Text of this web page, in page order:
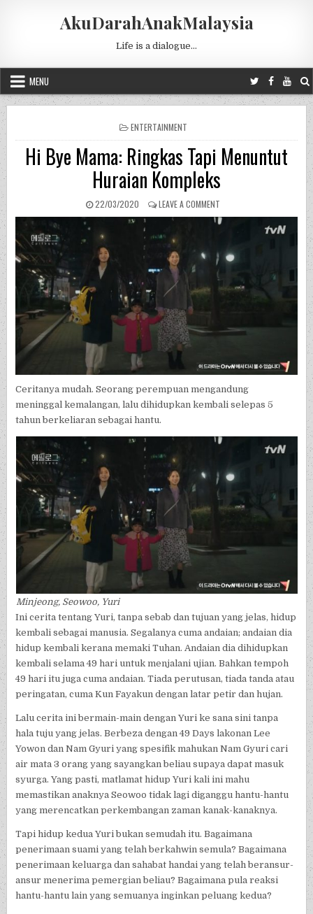
AkuDarahAnakMalaysia
Life is a dialogue…
MENU
POSTED IN
ENTERTAINMENT
Hi Bye Mama: Ringkas Tapi Menuntut
Huraian Kompleks
PUBLISHED DATE:
22/03/2020 LEAVE A COMMENT ON HI BYE MAMA:
Ceritanya mudah. Seorang perempuan mengandung
meninggal kemalangan, lalu dihidupkan kembali selepas 5
tahun berkeliaran sebagai hantu.
Minjeong, Seowoo, Yuri
Ini cerita tentang Yuri, tanpa sebab dan tujuan yang jelas, hidup
kembali sebagai manusia. Segalanya cuma andaian; andaian dia
hidup kembali kerana memaki Tuhan. Andaian dia dihidupkan
kembali selama 49 hari untuk menjalani ujian. Bahkan tempoh
49 hari itu juga cuma andaian. Tiada perutusan, tiada tanda atau
peringatan, cuma Kun Fayakun dengan latar petir dan hujan.
Lalu cerita ini bermain-main dengan Yuri ke sana sini tanpa
hala tuju yang jelas. Berbeza dengan 49 Days lakonan Lee
Yowon dan Nam Gyuri yang spesifik mahukan Nam Gyuri cari
air mata 3 orang yang sayangkan beliau supaya dapat masuk
syurga. Yang pasti, matlamat hidup Yuri kali ini mahu
memastikan anaknya Seowoo tidak lagi diganggu hantu-hantu
yang merencatkan perkembangan zaman kanak-kanaknya.
Tapi hidup kedua Yuri bukan semudah itu. Bagaimana
penerimaan suami yang telah berkahwin semula? Bagaimana
penerimaan keluarga dan sahabat handai yang telah beransur-
ansur menerima pemergian beliau? Bagaimana pula reaksi
hantu-hantu lain yang semuanya inginkan peluang kedua?